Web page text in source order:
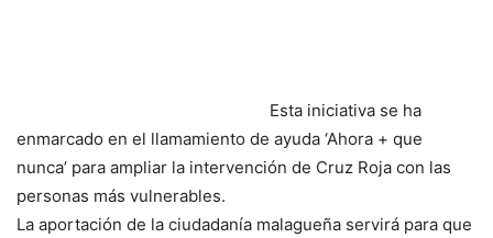
Esta iniciativa se ha
enmarcado en el llamamiento de ayuda ‘Ahora + que
nunca’ para ampliar la intervención de Cruz Roja con las
personas más vulnerables.
La aportación de la ciudadanía malagueña servirá para que